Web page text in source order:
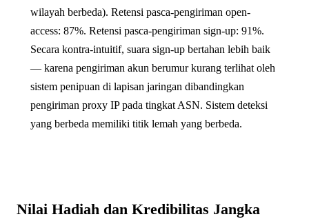
wilayah berbeda). Retensi pasca-pengiriman open-
access: 87%. Retensi pasca-pengiriman sign-up: 91%.
Secara kontra-intuitif, suara sign-up bertahan lebih baik
— karena pengiriman akun berumur kurang terlihat oleh
sistem penipuan di lapisan jaringan dibandingkan
pengiriman proxy IP pada tingkat ASN. Sistem deteksi
yang berbeda memiliki titik lemah yang berbeda.
Nilai Hadiah dan Kredibilitas Jangka